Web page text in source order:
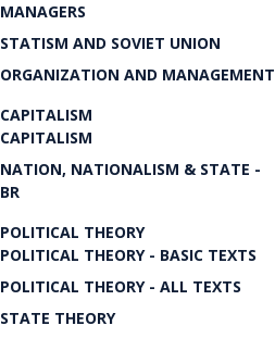
MANAGERS
STATISM AND SOVIET UNION
ORGANIZATION AND MANAGEMENT
CAPITALISM
CAPITALISM
NATION, NATIONALISM & STATE -
BR
POLITICAL THEORY
POLITICAL THEORY - BASIC TEXTS
POLITICAL THEORY - ALL TEXTS
STATE THEORY